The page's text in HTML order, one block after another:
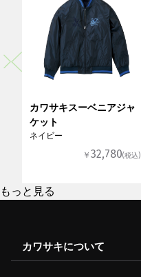
カワサキスーベニアジャ
ケット
ネイビー
￥32,780(税込)
もっと見る
カワサキについて